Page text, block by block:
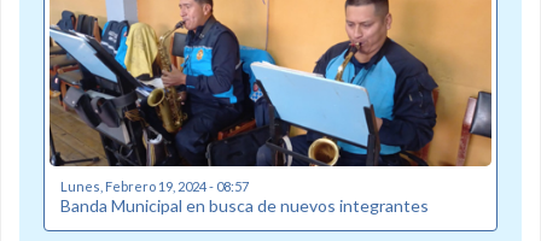
Lunes, Febrero 19, 2024 - 08:57
Banda Municipal en busca de nuevos integrantes